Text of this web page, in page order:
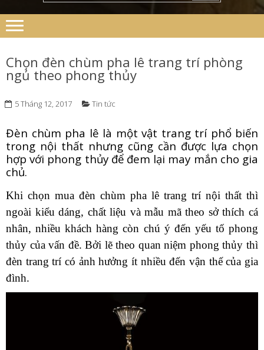
Chọn đèn chùm pha lê trang trí phòng
ngủ theo phong thủy
5 Tháng 12, 2017 Tin tức
Đèn chùm pha lê là một vật trang trí phổ biến
trong nội thất nhưng cũng cần được lựa chọn
hợp với phong thủy để đem lại may mắn cho gia
chủ.
Khi chọn mua đèn chùm pha lê trang trí nội thất thì
ngoài kiểu dáng, chất liệu và mẫu mã theo sở thích cá
nhân, nhiều khách hàng còn chú ý đến yếu tố phong
thủy của vấn đề. Bởi lẽ theo quan niệm phong thủy thì
đèn trang trí có ảnh hưởng ít nhiều đến vận thế của gia
đình.